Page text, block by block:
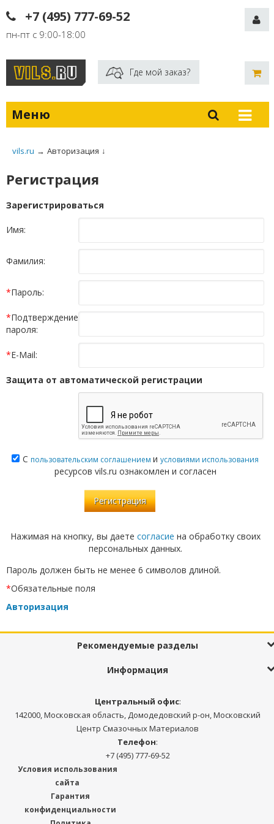
+7 (495) 777-69-52
пн-пт с 9:00-18:00
Где мой заказ?
Меню
vils.ru → Авторизация ↓
Регистрация
Зарегистрироваться
Имя:
Фамилия:
*Пароль:
*Подтверждение
пароля:
*E-Mail:
Защита от автоматической регистрации
С пользовательским соглашением и условиями использования
ресурсов vils.ru ознакомлен и согласен
Нажимая на кнопку, вы даете согласие на обработку своих
персональных данных.
Пароль должен быть не менее 6 символов длиной.
*Обязательные поля
Авторизация
Рекомендуемые разделы
Информация
Центральный офис:
142000, Московская область, Домодедовский р-он, Московский
Центр Смазочных Материалов
Телефон:
+7 (495) 777-69-52
Условия использования
сайта
Гарантия
конфиденциальности